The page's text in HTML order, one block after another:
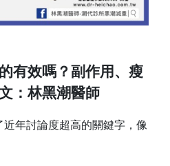
有效嗎？副作用、瘦
：林黑潮醫師
近年討論度超高的關鍵字，像